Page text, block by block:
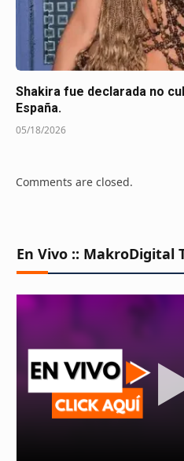
Shakira fue declarada no
España.
05/18/2026
Comments are closed.
En Vivo :: MakroDigital